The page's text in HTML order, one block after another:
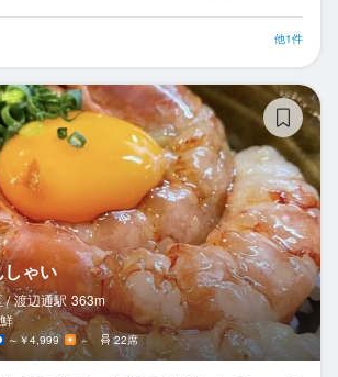
他1件
ゃい
/ 渡辺通駅 363m
～￥4,999 － 22席